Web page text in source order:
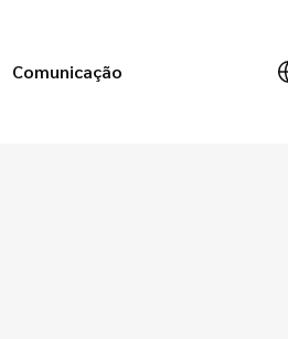
Comunicação